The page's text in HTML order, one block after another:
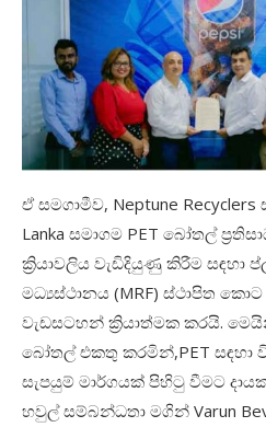
ඒ සමගාමීව, Neptune Recyclers
Lanka සමාගම PET බෝතල්
ක්‍රියාවලිය වැඩිදියුණු කිරීම සඳහා
මධ්‍යස්ථානය (MRF) ස්ථාපිත
වැඩසටහන් ක්‍රියාත්මක කරයි.
බෝතල් එකතු කරමින්,PET සඳහා
සැපයුම් මාර්ගයක් පිහිටු වීමට
හවුල් සම්බන්ධතා මගින් Varun